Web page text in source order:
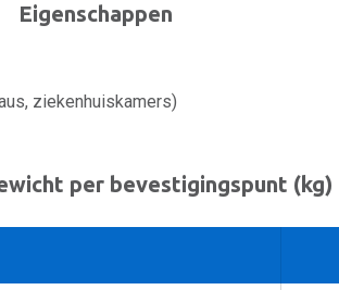
Eigenschappen
ziekenhuiskamers)
per bevestigingspunt (kg)